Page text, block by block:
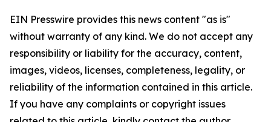
EIN Presswire provides this news content "as is"
without warranty of any kind. We do not accept any
responsibility or liability for the accuracy, content,
images, videos, licenses, completeness, legality, or
reliability of the information contained in this article.
If you have any complaints or copyright issues